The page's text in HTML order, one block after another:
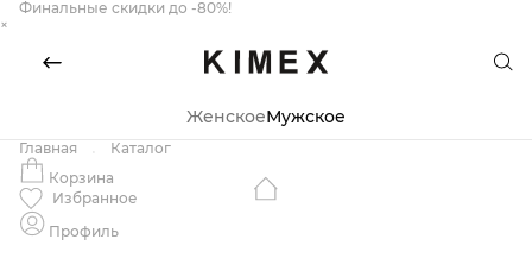
Финальные скидки до -80%!
×
ЖенскоеМужское
Главная
Каталог
Корзина
Избранное
Профиль